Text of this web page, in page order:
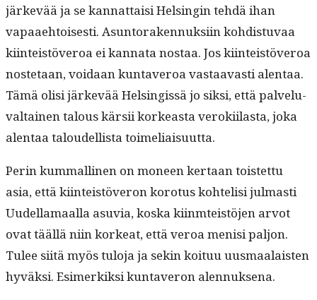
järkevää ja se kan­nat­taisi Helsin­gin tehdä ihan
vapaae­htois­es­ti. Asun­toraken­nuk­si­in kohdis­tu­vaa
kiin­teistöveroa ei kan­na­ta nos­taa. Jos kiin­teistöveroa
nos­te­taan, voidaan kun­taveroa vas­taavasti alen­taa.
Tämä olisi järkevää Helsingis­sä jo sik­si, että palvelu­
val­tainen talous kär­sii korkeas­ta veroki­ilas­ta, joka
alen­taa taloudel­lista toimeliaisuutta.
Perin kum­malli­nen on mon­een ker­taan tois­tet­tu
asia, että kiin­teistöveron koro­tus kohtelisi jul­masti
Uudel­la­maal­la asu­via, kos­ka kiin­mteistö­jen arvot
ovat tääl­lä niin korkeat, että veroa menisi paljon.
Tulee siitä myös tulo­ja ja sekin koituu uus­maalais­ten
hyväk­si. Esimerkik­si kun­taveron alennuksena.